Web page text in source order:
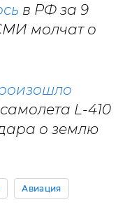
в РФ за 9
молчат о
L-410
о землю
Авиация